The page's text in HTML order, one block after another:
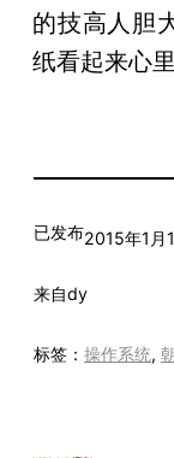
的技高人胆
纸看起来心
已发布2015年1月
来自dy
标签： 操作系统,